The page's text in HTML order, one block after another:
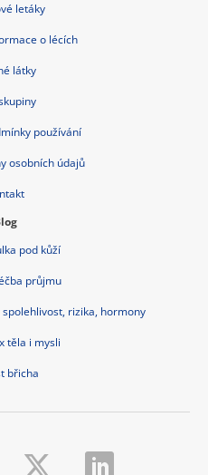
letáky
o lécích
látky
používání
osobních údajů
pod kůží
průjmu
rizika, hormony
těla i mysli
břicha